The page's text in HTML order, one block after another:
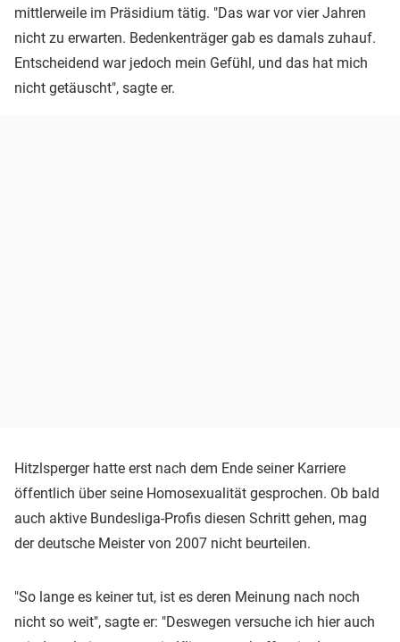
mittlerweile im Präsidium tätig. "Das war vor vier Jahren
nicht zu erwarten. Bedenkenträger gab es damals zuhauf.
Entscheidend war jedoch mein Gefühl, und das hat mich
nicht getäuscht", sagte er.
Hitzlsperger hatte erst nach dem Ende seiner Karriere
öffentlich über seine Homosexualität gesprochen. Ob bald
auch aktive Bundesliga-Profis diesen Schritt gehen, mag
der deutsche Meister von 2007 nicht beurteilen.
"So lange es keiner tut, ist es deren Meinung nach noch
nicht so weit", sagte er: "Deswegen versuche ich hier auch